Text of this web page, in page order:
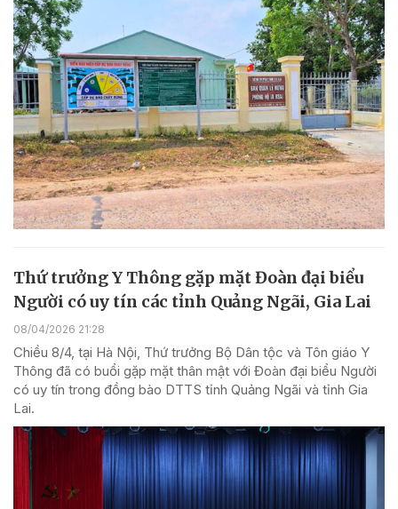
Thứ trưởng Y Thông gặp mặt Đoàn đại biểu
Người có uy tín các tỉnh Quảng Ngãi, Gia Lai
08/04/2026 21:28
Chiều 8/4, tại Hà Nội, Thứ trưởng Bộ Dân tộc và Tôn giáo Y
Thông đã có buổi gặp mặt thân mật với Đoàn đại biểu Người
có uy tín trong đồng bào DTTS tỉnh Quảng Ngãi và tỉnh Gia
Lai.